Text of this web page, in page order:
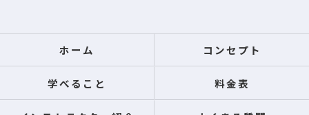
ホーム コンセプト
学べること 料金表